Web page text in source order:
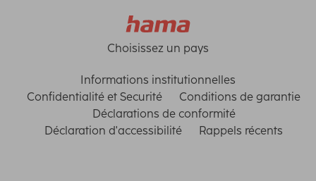
Choisissez un pays
Informations institutionnelles
Confidentialité et Securité
Conditions de garantie
Déclarations de conformité
Déclaration d'accessibilité
Rappels récents